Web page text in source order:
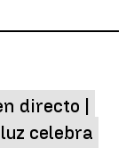
directo |
celebra